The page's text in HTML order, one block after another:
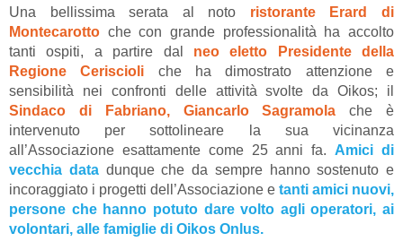
Una bellissima serata al noto ristorante Erard di
Montecarotto che con grande professionalità ha accolto
tanti ospiti, a partire dal neo eletto Presidente della
Regione Ceriscioli che ha dimostrato attenzione e
sensibilità nei confronti delle attività svolte da Oikos; il
Sindaco di Fabriano, Giancarlo Sagramola che è
intervenuto per sottolineare la sua vicinanza
all’Associazione esattamente come 25 anni fa. Amici di
vecchia data dunque che da sempre hanno sostenuto e
incoraggiato i progetti dell’Associazione e tanti amici nuovi,
persone che hanno potuto dare volto agli operatori, ai
volontari, alle famiglie di Oikos Onlus.